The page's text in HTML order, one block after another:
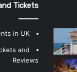
Tickets
in UK
and
Reviews